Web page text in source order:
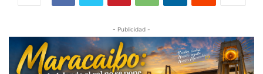
- Publicidad -